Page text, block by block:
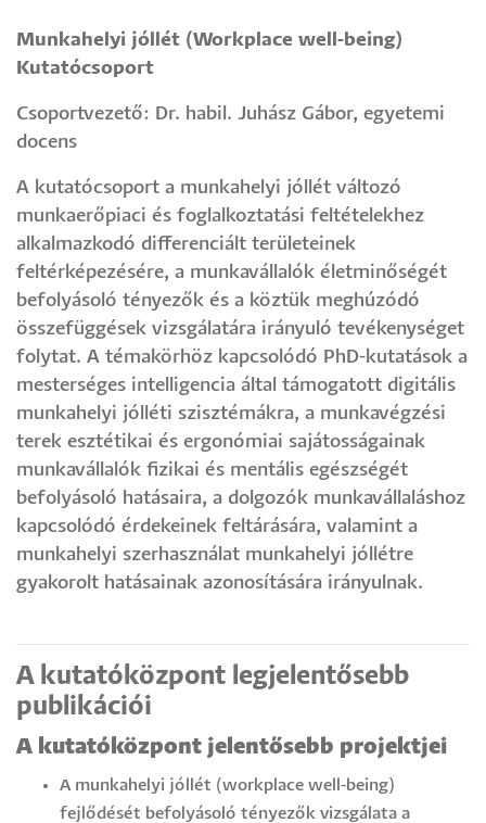
Munkahelyi jóllét (Workplace well-being)
Kutatócsoport
Csoportvezető: Dr. habil. Juhász Gábor, egyetemi
docens
A kutatócsoport a munkahelyi jóllét változó
munkaerőpiaci és foglalkoztatási feltételekhez
alkalmazkodó differenciált területeinek
feltérképezésére, a munkavállalók életminőségét
befolyásoló tényezők és a köztük meghúzódó
összefüggések vizsgálatára irányuló tevékenységet
folytat. A témakörhöz kapcsolódó PhD-kutatások a
mesterséges intelligencia által támogatott digitális
munkahelyi jólléti szisztémákra, a munkavégzési
terek esztétikai és ergonómiai sajátosságainak
munkavállalók fizikai és mentális egészségét
befolyásoló hatásaira, a dolgozók munkavállaláshoz
kapcsolódó érdekeinek feltárására, valamint a
munkahelyi szerhasználat munkahelyi jóllétre
gyakorolt hatásainak azonosítására irányulnak.
A kutatóközpont legjelentősebb
publikációi
A kutatóközpont jelentősebb projektjei
A munkahelyi jóllét (workplace well-being)
fejlődését befolyásoló tényezők vizsgálata a